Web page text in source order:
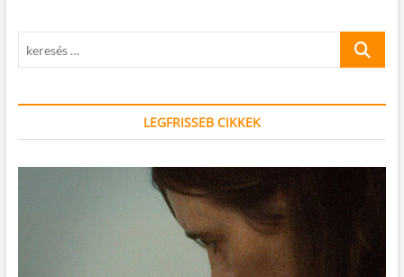
keresés
LEGFRISSEB CIKKEK